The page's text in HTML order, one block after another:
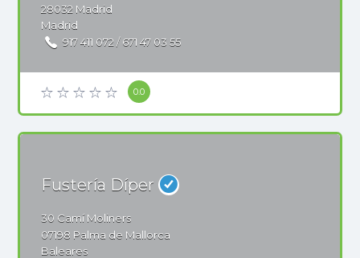
28032 Madrid
Madrid
917 411 072 / 671 47 03 55
0.0
Fustería Díper
30 Camí Moliners
07198 Palma de Mallorca
Baleares